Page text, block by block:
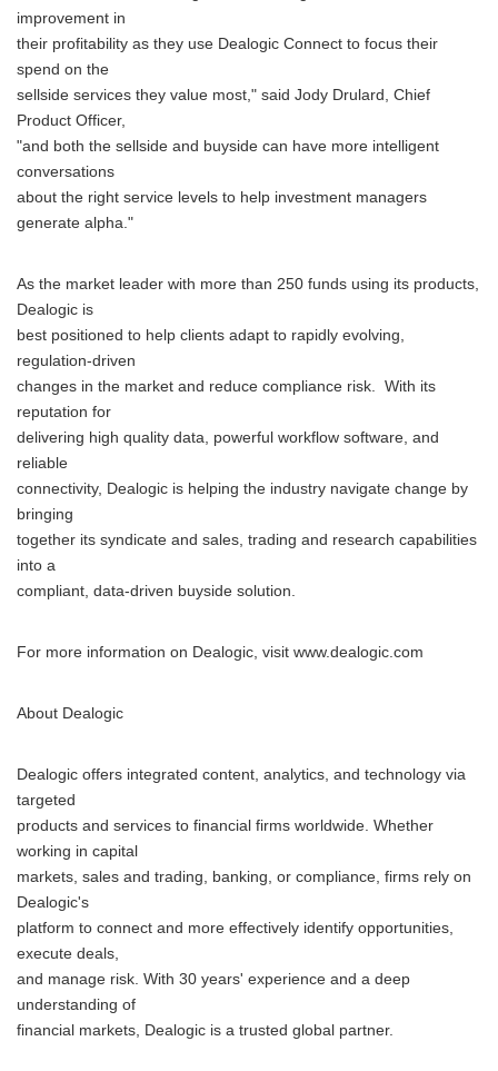
improvement in
their profitability as they use Dealogic Connect to focus their
spend on the
sellside services they value most," said Jody Drulard, Chief
Product Officer,
"and both the sellside and buyside can have more intelligent
conversations
about the right service levels to help investment managers
generate alpha."
As the market leader with more than 250 funds using its products,
Dealogic is
best positioned to help clients adapt to rapidly evolving,
regulation-driven
changes in the market and reduce compliance risk. With its
reputation for
delivering high quality data, powerful workflow software, and
reliable
connectivity, Dealogic is helping the industry navigate change by
bringing
together its syndicate and sales, trading and research capabilities
into a
compliant, data-driven buyside solution.
For more information on Dealogic, visit www.dealogic.com
About Dealogic
Dealogic offers integrated content, analytics, and technology via
targeted
products and services to financial firms worldwide. Whether
working in capital
markets, sales and trading, banking, or compliance, firms rely on
Dealogic's
platform to connect and more effectively identify opportunities,
execute deals,
and manage risk. With 30 years' experience and a deep
understanding of
financial markets, Dealogic is a trusted global partner.